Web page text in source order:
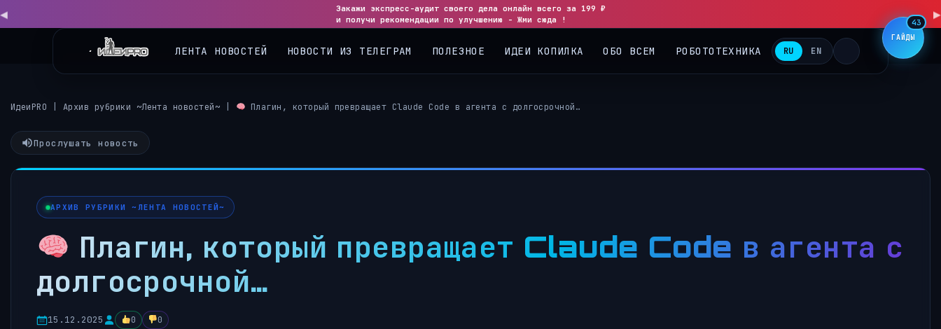
Закажи экспресс-аудит своего дела онлайн всего за 199 ₽
и получи рекомендации по улучшению - Жми сюда !
RU EN
ИдеиPRO Архив рубрики ~Лента новостей~ Плагин, который превращает Claude Code в агента с долгосрочной…
Прослушать новость
АРХИВ РУБРИКИ ~ЛЕНТА НОВОСТЕЙ~
Плагин, который превращает Claude Code в агента с
долгосрочной…
15.12.2025 0 0
ГАЙДЫ
43